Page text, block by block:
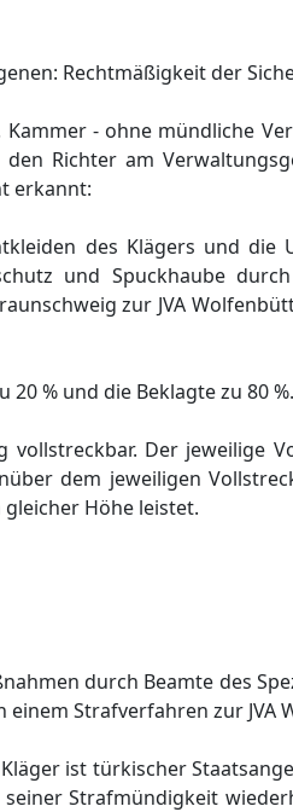
Rechtmäßigkeit der
- ohne mündliche
Richter am
erkannt:
des Klägers und die
und Spuckhaube
zur JVA
% und die Beklagte zu 80 %.
Der jeweilige
dem jeweiligen
Höhe leistet.
durch Beamte des
Strafverfahren zur JVA
ist türkischer
Strafmündigkeit